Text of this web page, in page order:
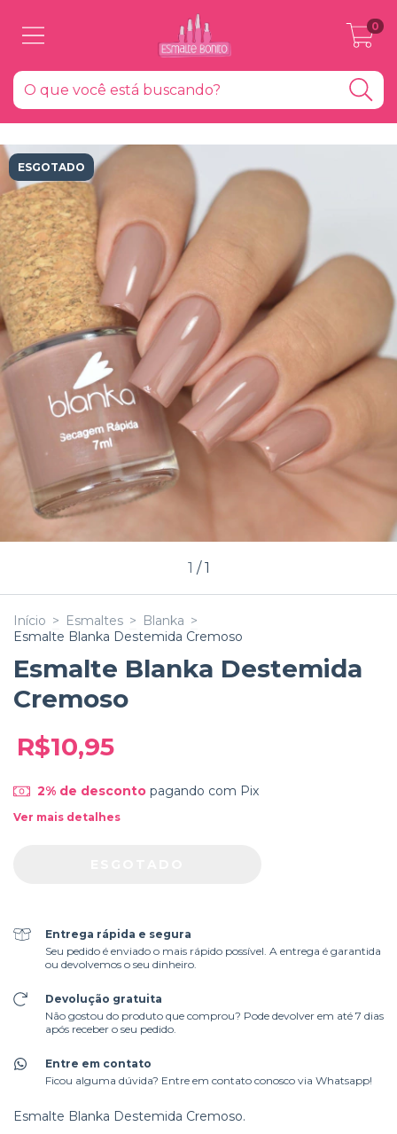
0
ESGOTADO
1 /1
Início > Esmaltes > Blanka >
Esmalte Blanka Destemida Cremoso
Esmalte Blanka Destemida
Cremoso
R$10,95
2% de descontopagando com Pix
Ver mais detalhes
Entrega rápida e segura
Seu pedido é enviado o mais rápido possível. A entrega é garantida
ou devolvemos o seu dinheiro.
Devolução gratuita
Não gostou do produto que comprou? Pode devolver em até 7 dias
após receber o seu pedido.
Entre em contato
Ficou alguma dúvida? Entre em contato conosco via Whatsapp!
Esmalte Blanka Destemida Cremoso.